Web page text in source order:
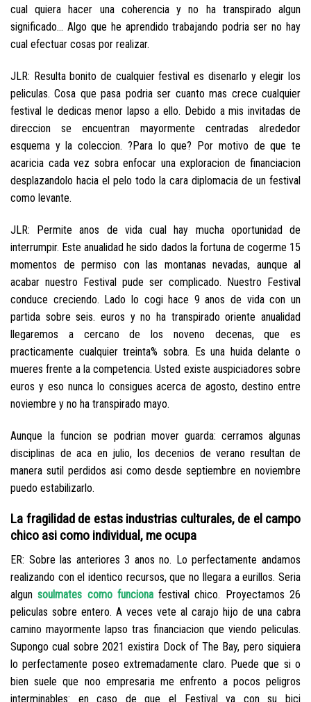
cual quiera hacer una coherencia y no ha transpirado algun
significado… Algo que he aprendido trabajando podri­a ser no hay
cual efectuar cosas por realizar.
JLR: Resulta bonito de cualquier festival es disenarlo y elegir los
peliculas. Cosa que pasa podri­a ser cuanto mas crece cualquier
festival le dedicas menor lapso a ello. Debido a mis invitadas de
direccion se encuentran mayormente centradas alrededor
esquema y la coleccion. ?Para lo que? Por motivo de que te
acaricia cada vez sobra enfocar una exploracion de financiacion
desplazandolo hacia el pelo todo la cara diplomacia de un festival
como levante.
JLR: Permite anos de vida cual hay mucha oportunidad de
interrumpir. Este anualidad he sido dados la fortuna de cogerme 15
momentos de permiso con las montanas nevadas, aunque al
acabar nuestro Festival pude ser complicado. Nuestro Festival
conduce creciendo. Lado lo cogi hace 9 anos de vida con un
partida sobre seis. euros y no ha transpirado oriente anualidad
llegaremos a cercano de los noveno decenas, que es
practicamente cualquier treinta% sobra. Es una huida delante o
mueres frente a la competencia. Usted existe auspiciadores sobre
euros y eso nunca lo consigues acerca de agosto, destino entre
noviembre y no ha transpirado mayo.
Aunque la funcion se podri­an mover guarda: cerramos algunas
disciplinas de aca en julio, los decenios de verano resultan de
manera sutil perdidos asi­ como desde septiembre en noviembre
puedo estabilizarlo.
La fragilidad de estas industrias culturales, de el campo
chico asi­ como individual, me ocupa
ER: Sobre las anteriores 3 anos no. Lo perfectamente andamos
realizando con el identico recursos, que no llegara a eurillos. Seri­a
algunsoulmates como funcionafestival chico. Proyectamos 26
peliculas sobre entero. A veces vete al carajo hijo de una cabra
camino mayormente lapso tras financiacion que viendo peliculas.
Supongo cual sobre 2021 existira Dock of The Bay, pero siquiera
lo perfectamente poseo extremadamente claro. Puede que si o
bien suele que noo empresaria me enfrento a pocos peligros
interminables: en caso de que el Festival va con su bici